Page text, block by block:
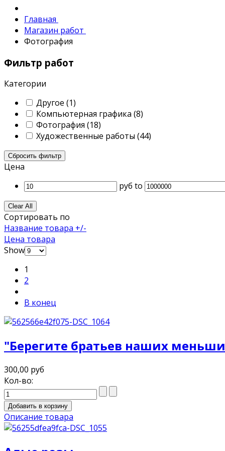
Главная
Магазин работ
Фотография
Фильтр работ
Категории
Другое (1)
Компьютерная графика (8)
Фотография (18)
Художественные работы (44)
Сбросить фильтр
Цена
руб to
Clear All
Сортировать по
Название товара +/-
Цена товара
Show
1
2
В конец
"Берегите братьев наших
300,00 руб
Кол-во:
Описание товара